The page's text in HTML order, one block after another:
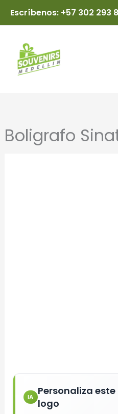
Escríbenos: +57 302 293
Boligrafo
IA
Personaliza
logo